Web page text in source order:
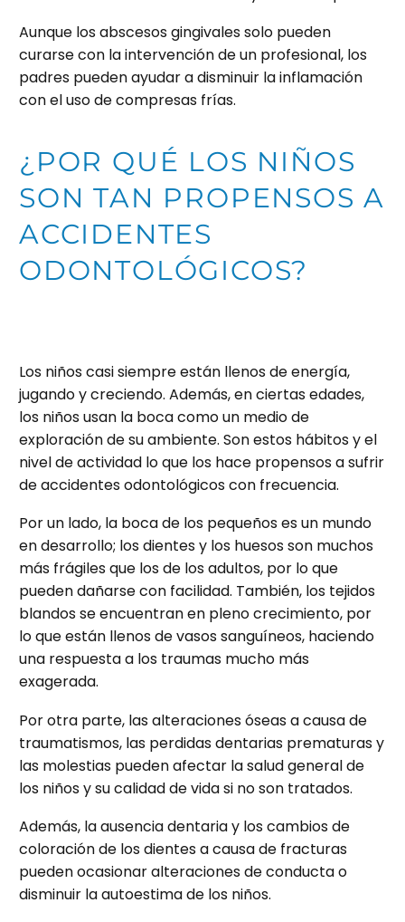
Aunque los abscesos gingivales solo pueden
curarse con la intervención de un profesional, los
padres pueden ayudar a disminuir la inflamación
con el uso de compresas frías.
¿POR QUÉ LOS NIÑOS
SON TAN PROPENSOS A
ACCIDENTES
ODONTOLÓGICOS?
Los niños casi siempre están llenos de energía,
jugando y creciendo. Además, en ciertas edades,
los niños usan la boca como un medio de
exploración de su ambiente. Son estos hábitos y el
nivel de actividad lo que los hace propensos a sufrir
de accidentes odontológicos con frecuencia.
Por un lado, la boca de los pequeños es un mundo
en desarrollo; los dientes y los huesos son muchos
más frágiles que los de los adultos, por lo que
pueden dañarse con facilidad. También, los tejidos
blandos se encuentran en pleno crecimiento, por
lo que están llenos de vasos sanguíneos, haciendo
una respuesta a los traumas mucho más
exagerada.
Por otra parte, las alteraciones óseas a causa de
traumatismos, las perdidas dentarias prematuras y
las molestias pueden afectar la salud general de
los niños y su calidad de vida si no son tratados.
Además, la ausencia dentaria y los cambios de
coloración de los dientes a causa de fracturas
pueden ocasionar alteraciones de conducta o
disminuir la autoestima de los niños.